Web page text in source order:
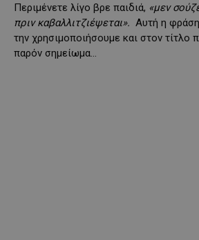
Περιμένετε λίγο βρε παιδιά, «μεν
πριν καβαλλιτζιέψεται». Αυτή η
την χρησιμοποιήσουμε και στον τίτλο
παρόν σημείωμα…